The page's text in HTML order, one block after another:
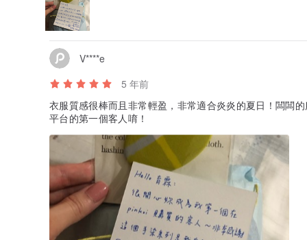
V****e
5 年前
衣服質感很棒而且非常輕盈，非常適合炎炎的夏日！闆闆
平台的第一個客人唷！